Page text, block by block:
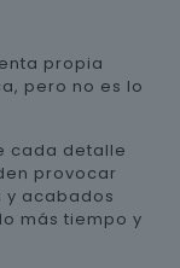
propia
pero no es lo
cada detalle
provocar
acabados
más tiempo y